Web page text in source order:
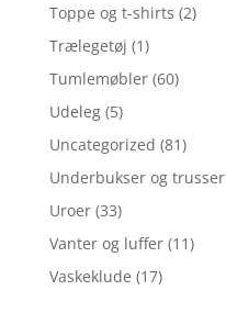
Toppe og t-shirts (2)
Trælegetøj (1)
Tumlemøbler (60)
Udeleg (5)
Uncategorized (81)
Underbukser og trusser
Uroer (33)
Vanter og luffer (11)
Vaskeklude (17)